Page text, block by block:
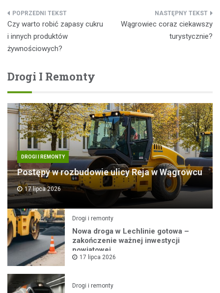
Nawigacja
wpisu
Czy warto robić zapasy cukru
i innych produktów
żywnościowych?
Wągrowiec coraz ciekawszy
turystycznie?
Drogi I Remonty
DROGI I REMONTY
Postępy w rozbudowie ulicy Reja w Wągrowcu
17 lipca 2026
Drogi i remonty
Nowa droga w Lechlinie gotowa –
zakończenie ważnej inwestycji
powiatowej
17 lipca 2026
Drogi i remonty